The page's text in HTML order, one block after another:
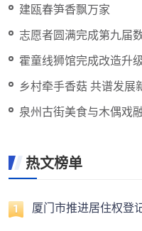
建瓯春笋香飘万家
志愿者圆满完成第九届
霍童线狮馆完成改造升
乡村牵手香菇 共谱发展
泉州古街美食与木偶戏
热文榜单
厦门市推进居住权登